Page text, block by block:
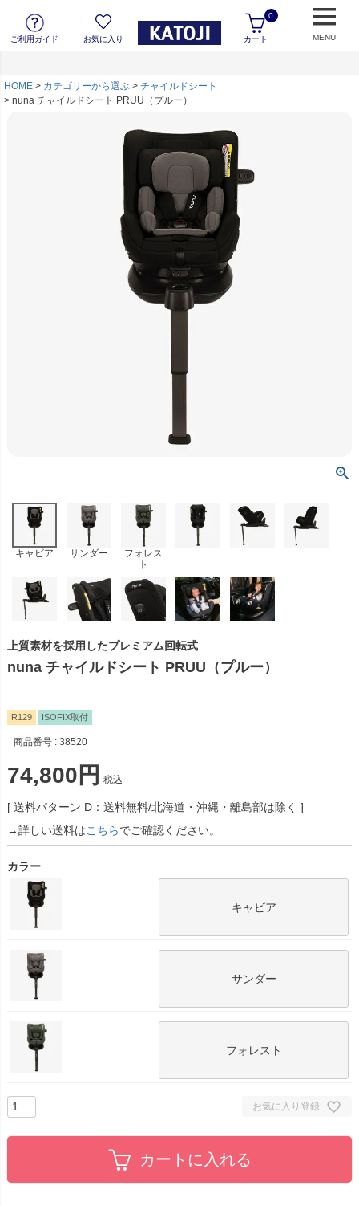
ご利用ガイド お気に入り カート
0
MENU
HOME カテゴリーから選ぶ
チャイルドシート
nuna チャイルドシート PRUU（プルー）
キャビア サンダー
フォレス
ト
上質素材を採用したプレミアム回転式
nuna チャイルドシート PRUU（プルー）
R129 ISOFIX取付
商品番号 38520
74,800 税込
送料パターン D：送料無料/北海道・沖縄・離島部は除く
→詳しい送料はこちらでご確認ください。
カラー
キャビア
サンダー
フォレスト
お気に入り登録
カートに入れる